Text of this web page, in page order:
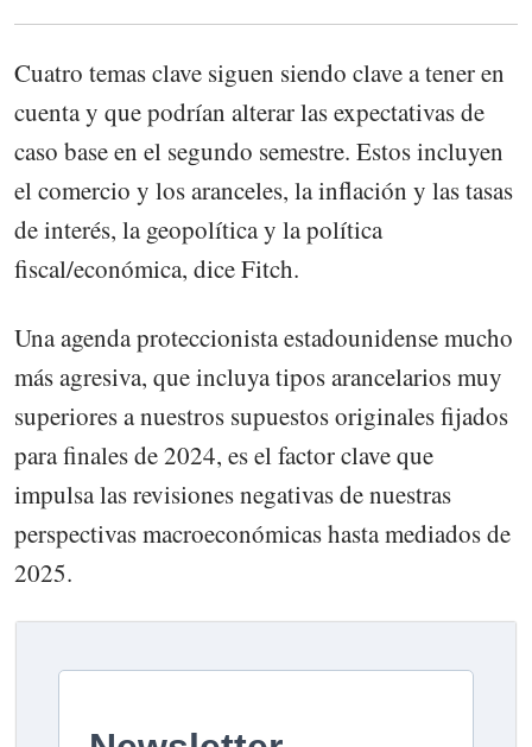
Cuatro temas clave siguen siendo clave a tener en
cuenta y que podrían alterar las expectativas de
caso base en el segundo semestre. Estos incluyen
el comercio y los aranceles, la inflación y las tasas
de interés, la geopolítica y la política
fiscal/económica, dice Fitch.
Una agenda proteccionista estadounidense mucho
más agresiva, que incluya tipos arancelarios muy
superiores a nuestros supuestos originales fijados
para finales de 2024, es el factor clave que
impulsa las revisiones negativas de nuestras
perspectivas macroeconómicas hasta mediados de
2025.